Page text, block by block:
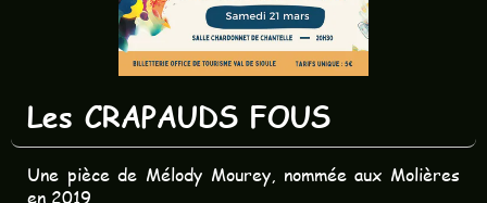
Les CRAPAUDS FOUS
Une pièce de Mélody Mourey, nommée aux Molières
en 2019